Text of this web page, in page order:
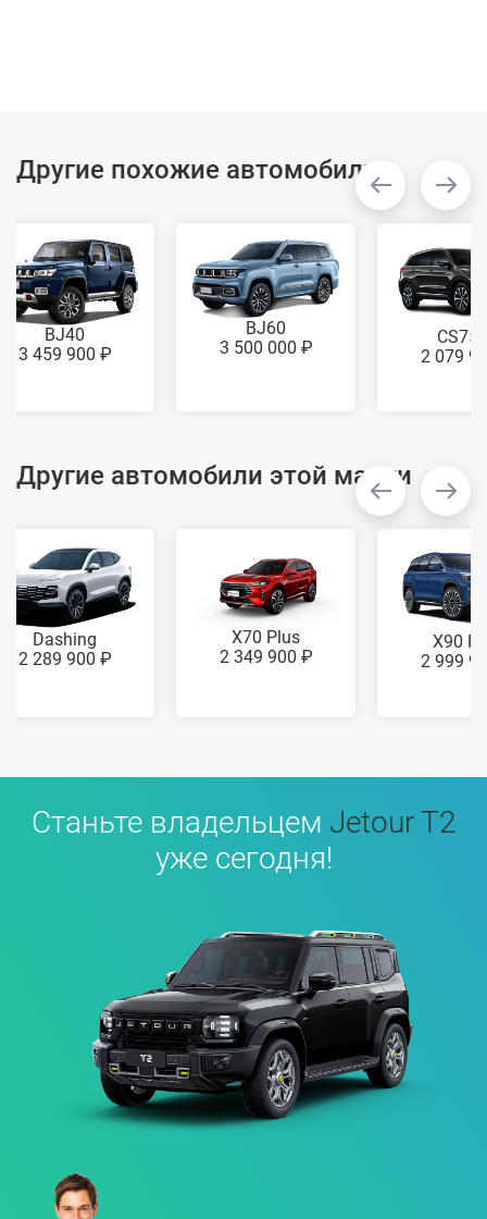
Другие похожие автомобили
BJ40
3 459 900 ₽
BJ60
3 500 000 ₽
2 079
Другие автомобили этой марки
Dashing
2 289 900 ₽
X70 Plus
2 349 900 ₽
X90
2 999
Станьте владельцем Jetour T2
уже сегодня!